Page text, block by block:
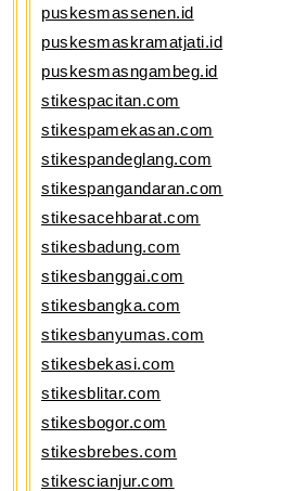
puskesmassenen.id
puskesmaskramatjati.id
puskesmasngambeg.id
stikespacitan.com
stikespamekasan.com
stikespandeglang.com
stikespangandaran.com
stikesacehbarat.com
stikesbadung.com
stikesbanggai.com
stikesbangka.com
stikesbanyumas.com
stikesbekasi.com
stikesblitar.com
stikesbogor.com
stikesbrebes.com
stikescianjur.com